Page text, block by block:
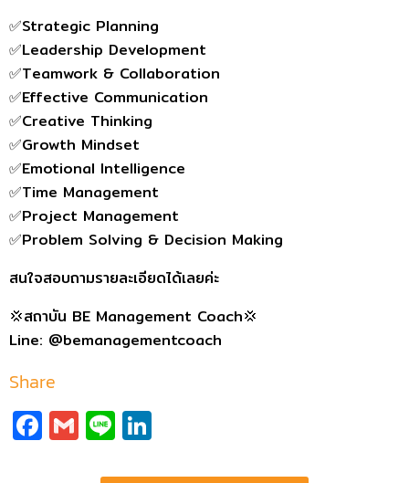
✅Strategic Planning
✅Leadership Development
✅Teamwork & Collaboration
✅Effective Communication
✅Creative Thinking
✅Growth Mindset
✅Emotional Intelligence
✅Time Management
✅Project Management
✅Problem Solving & Decision Making
สนใจสอบถามรายละเอียดได้เลยค่ะ
💢สถาบัน BE Management Coach💢
Line: @bemanagementcoach
Share
Facebook
Gmail
Line